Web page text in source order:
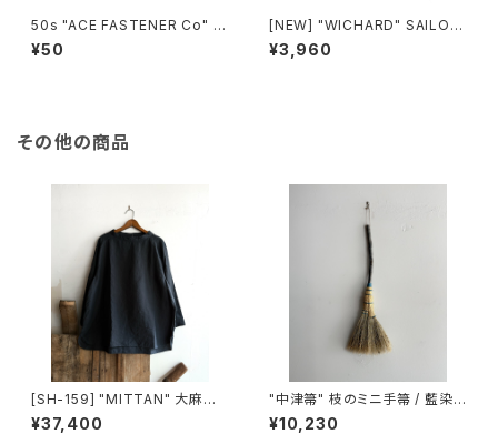
50s "ACE FASTENER Co" 1
02 STAPLER
¥50
[NEW] "WICHARD" SAILOR
CARABINER (L) made in FR
ANCE
¥3,960
その他の商品
[SH-159] "MITTAN" 大麻長
袖プルオーバー 高密度
¥37,400
"中津箒" 枝のミニ手箒 / 藍染
め糸 (約53㎝)
¥10,230